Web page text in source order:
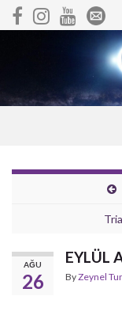
AĞU
26
EYLÜL
ByZeynel